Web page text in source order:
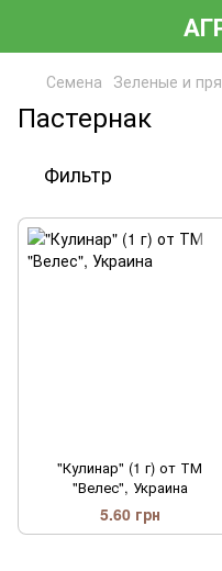
Семена Зеленые и
Пастернак
Фильтр
"Кулинар" (1 г) от ТМ
"Велес", Украина
5.60 грн